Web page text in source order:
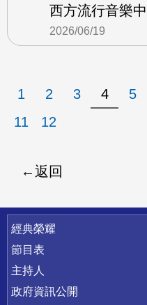
西方流行音樂
2026/06/19
1 2 3 4 5
11
12
返回
快速連結
經典榮耀
節目表
主持人
政府資訊公開